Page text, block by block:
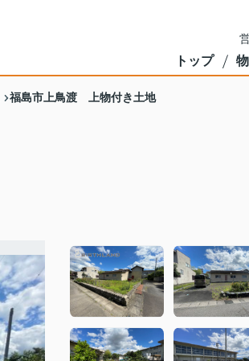
トップ
福島市上鳥渡 上物付き土地